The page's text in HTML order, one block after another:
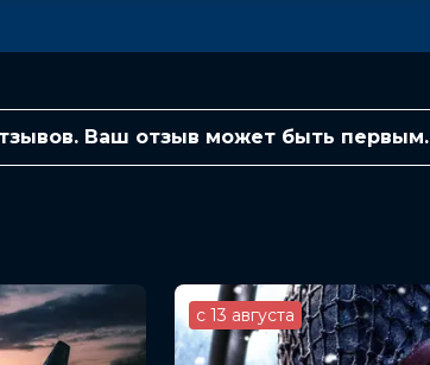
Зубцова,Ваш отзыв может быть первым.
с 13 августа